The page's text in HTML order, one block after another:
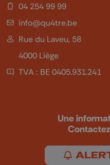
04 254 99 99
info@qu4tre.be
Rue du Laveu, 58
4000 Liège
TVA : BE 0405.931.241
Une